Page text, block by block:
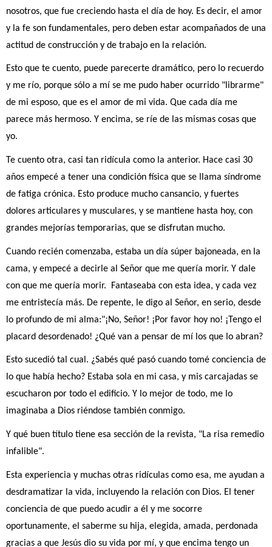
nosotros, que fue creciendo hasta el día de hoy. Es decir, el amor
y la fe son fundamentales, pero deben estar acompañados de una
actitud de construcción y de trabajo en la relación.
Esto que te cuento, puede parecerte dramático, pero lo recuerdo
y me río, porque sólo a mí se me pudo haber ocurrido "librarme"
de mi esposo, que es el amor de mi vida. Que cada día me
parece más hermoso. Y encima, se ríe de las mismas cosas que
yo.
Te cuento otra, casi tan ridícula como la anterior. Hace casi 30
años empecé a tener una condición física que se llama síndrome
de fatiga crónica. Esto produce mucho cansancio, y fuertes
dolores articulares y musculares, y se mantiene hasta hoy, con
grandes mejorías temporarias, que se disfrutan mucho.
Cuando recién comenzaba, estaba un día súper bajoneada, en la
cama, y empecé a decirle al Señor que me quería morir. Y dale
con que me quería morir.  Fantaseaba con esta idea, y cada vez
me entristecía más. De repente, le digo al Señor, en serio, desde
lo profundo de mi alma:"¡No, Señor! ¡Por favor hoy no! ¡Tengo el
placard desordenado! ¿Qué van a pensar de mí los que lo abran?
Esto sucedió tal cual. ¿Sabés qué pasó cuando tomé conciencia de
lo que había hecho? Estaba sola en mi casa, y mis carcajadas se
escucharon por todo el edificio. Y lo mejor de todo, me lo
imaginaba a Dios riéndose también conmigo.
Y qué buen título tiene esa sección de la revista, "La risa remedio
infalible".
Esta experiencia y muchas otras ridículas como esa, me ayudan a
desdramatizar la vida, incluyendo la relación con Dios. El tener
conciencia de que puedo acudir a él y me socorre
oportunamente, el saberme su hija, elegida, amada, perdonada
gracias a que Jesús dio su vida por mí, y que encima tengo un